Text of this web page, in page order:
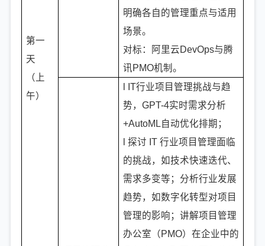
第一
天
（上
午）
明确各自的管理重点与适用
场景。
对标：阿里云DevOps与腾
讯PMO机制。
l IT行业项目管理挑战与趋
势，GPT-4实时需求分析
+AutoML自动优化排期；
l 探讨 IT 行业项目管理面临
的挑战，如技术快速迭代、
需求多变等；分析行业发展
趋势，如数字化转型对项目
管理的影响；讲解项目管理
办公室（PMO）在企业中的